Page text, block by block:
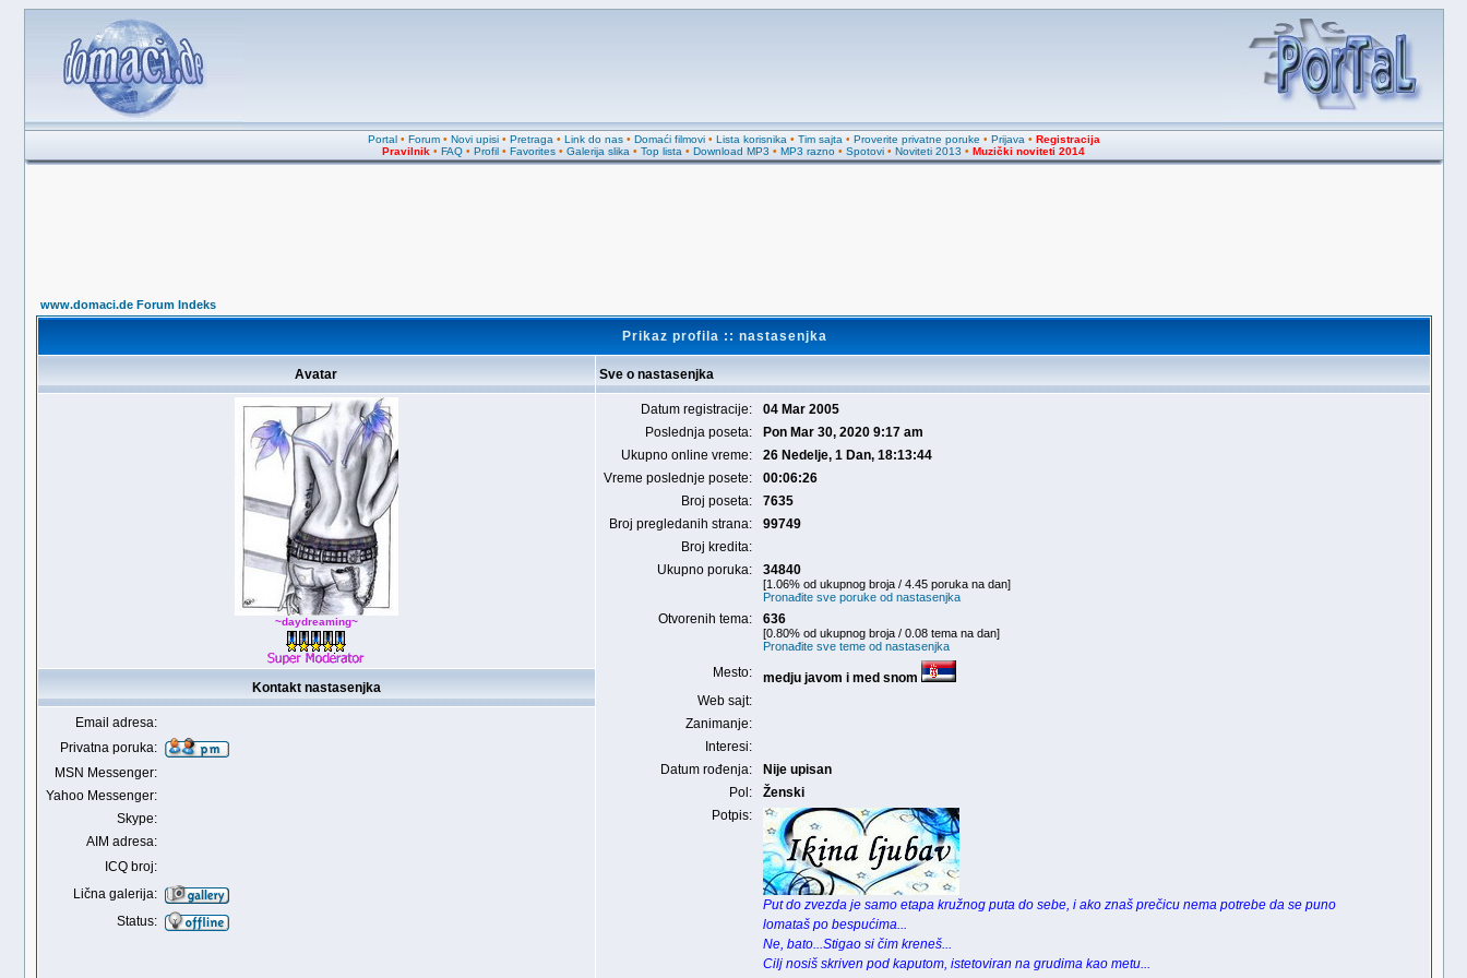
Portal• Forum• Novi upisi• Pretraga • Link do nas• Domaći filmovi• Lista korisnika • Tim sajta • Proverite privatne poruke • Prijava • Registracija
Pravilnik • FAQ • Profil • Favorites • Galerija slika • Top lista • Download MP3 • MP3 razno • Spotovi • Noviteti 2013 • Muzički noviteti 2014
www.domaci.de Forum Indeks
Prikaz profila :: nastasenjka
Avatar Sve o nastasenjka
~daydreaming~
Datum registracije:
04 Mar 2005
Poslednja poseta:
Pon Mar 30, 2020 9:17 am
Ukupno online vreme:
26 Nedelje, 1 Dan, 18:13:44
Vreme poslednje posete:
00:06:26
Broj poseta:
7635
Broj pregledanih strana:
99749
Broj kredita:
Ukupno poruka:
34840
[1.06% od ukupnog broja / 4.45 poruka na dan]
Pronađite sve poruke od nastasenjka
Otvorenih tema: 636
[0.80% od ukupnog broja / 0.08 tema na dan]
Pronađite sve teme od nastasenjka
Mesto:
medju javom i med snom
Web sajt:
Zanimanje:
Interesi:
Datum rođenja:
Nije upisan
Pol:
Ženski
Potpis:
Put do zvezda je samo etapa kružnog puta do sebe, i ako znaš prečicu nema potrebe da se puno
lomataš po bespućima...
Ne, bato...Stigao si čim kreneš...
Cilj nosiš skriven pod kaputom, istetoviran na grudima kao metu...
Kontakt nastasenjka
Email adresa:
Privatna poruka:
MSN Messenger:
Yahoo Messenger:
Skype:
AIM adresa:
ICQ broj:
Lična galerija:
Status: